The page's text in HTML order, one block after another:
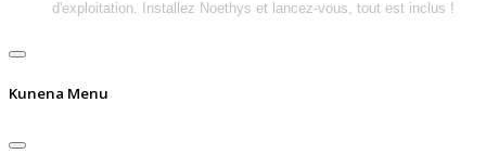
d'exploitation. Installez Noethys et lancez-vous, tout est inclus !
Kunena Menu